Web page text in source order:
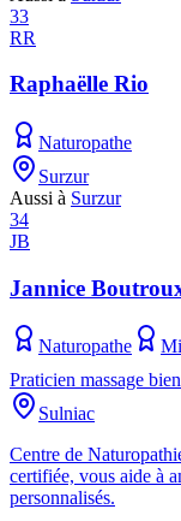
33
RR
Raphaëlle Rio
Naturopathe
Surzur
Aussi à Surzur
34
JB
Jannice
Naturopathe
Praticien massage
Sulniac
Centre de
certifiée, vous aide à
personnalisés.